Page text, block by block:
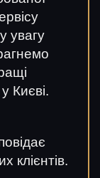
увагу
Києві.
клієнтів.